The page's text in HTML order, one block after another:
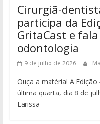
Cirurgiã-
participa da
GritaCast e
odontologia
9 de julho de 2026
Ouça a matéria! A
última quarta, dia 8 de
Larissa